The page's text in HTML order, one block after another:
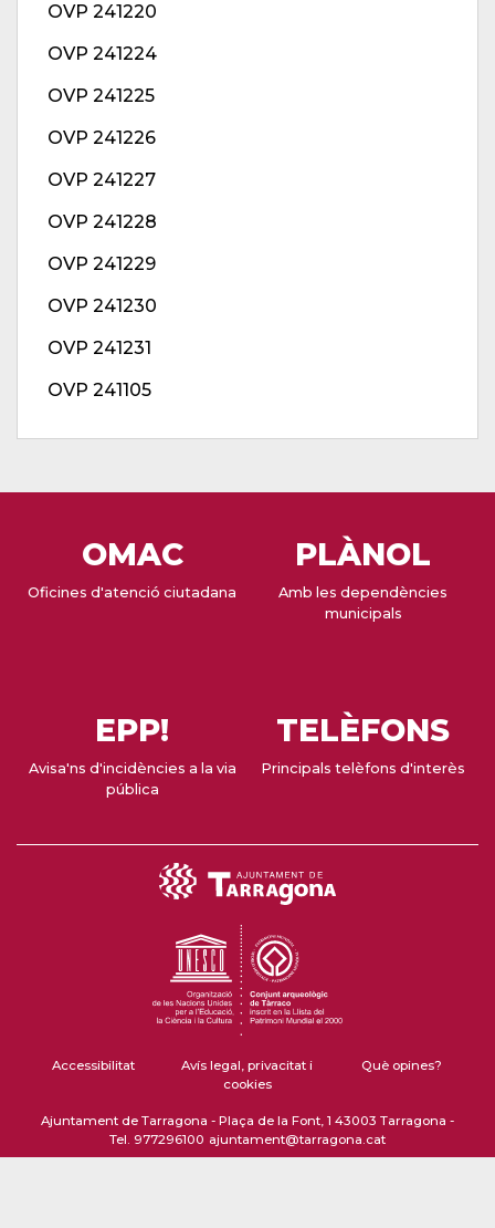
OVP 241220
OVP 241224
OVP 241225
OVP 241226
OVP 241227
OVP 241228
OVP 241229
OVP 241230
OVP 241231
OVP 241105
OMAC
Oficines d'atenció ciutadana
PLÀNOL
Amb les dependències
municipals
EPP!
Avisa'ns d'incidències a la via
pública
TELÈFONS
Principals telèfons d'interès
Accessibilitat
Avís legal, privacitat i
cookies
Què opines?
Ajuntament de Tarragona - Plaça de la Font, 1 43003 Tarragona -
Tel. 977296100 ajuntament@tarragona.cat